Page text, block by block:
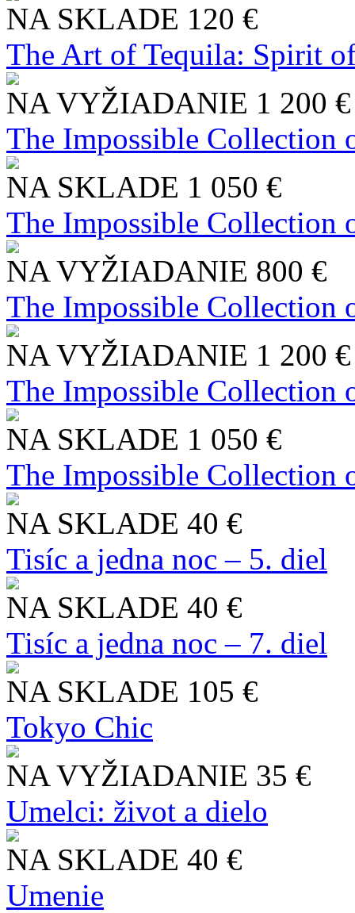
NA SKLADE 120 €
The Art of Tequila: Spirit
NA VYŽIADANIE 1 200 €
The Impossible Collection
NA SKLADE 1 050 €
The Impossible Collection
NA VYŽIADANIE 800 €
The Impossible Collection
NA VYŽIADANIE 1 200 €
The Impossible Collection
NA SKLADE 1 050 €
The Impossible Collection
NA SKLADE 40 €
Tisíc a jedna noc – 5. diel
NA SKLADE 40 €
Tisíc a jedna noc – 7. diel
NA SKLADE 105 €
Tokyo Chic
NA VYŽIADANIE 35 €
Umelci: život a dielo
NA SKLADE 40 €
Umenie